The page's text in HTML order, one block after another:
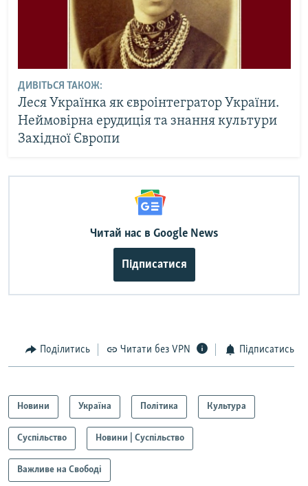
ДИВІТЬСЯ ТАКОЖ:
Леся Українка як євроінтегратор України.
Неймовірна ерудиція та знання культури
Західної Європи
Читай нас в Google News
Підписатися
Поділитись Читати без VPN Підписатись
Новини Україна Політика Культура
Суспільство Новини | Суспільство
Важливе на Свободі